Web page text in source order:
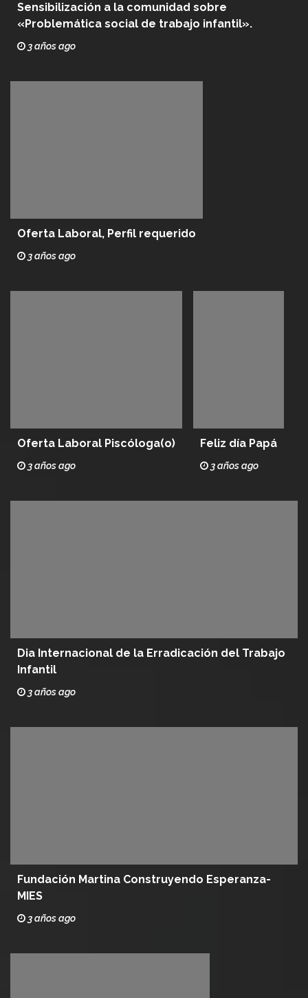
Sensibilización a la comunidad sobre
«Problemática social de trabajo infantil».
3 años ago
Oferta Laboral, Perfil requerido
3 años ago
Oferta Laboral Piscóloga(o)
3 años ago
Feliz día Papá
3 años ago
Dia Internacional de la Erradicación del Trabajo
Infantil
3 años ago
Fundación Martina Construyendo Esperanza-
MIES
3 años ago